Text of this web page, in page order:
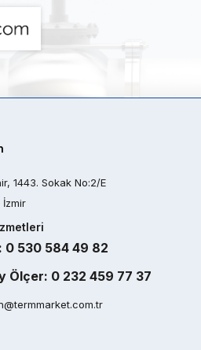
1443. Sokak No:2/E
İzmir
0 530 584 49 82
Ölçer: 0 232 459 77 37